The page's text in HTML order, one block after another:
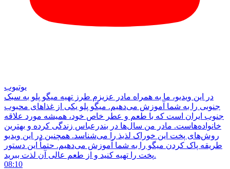
یوتیوب
در این ویدیو، ما به همراه مادر عزیزم طرز تهیه میگو پلو به سبک
جنوبی را به شما آموزش می‌دهیم. میگو پلو یکی از غذاهای محبوب
جنوب ایران است که با طعم و عطر خاص خود، همیشه مورد علاقه
خانواده‌هاست. مادر من سال‌ها در بندرعباس زندگی کرده و بهترین
روش‌های پخت این خوراک لذیذ را می‌شناسد. همچنین در این ویدیو
طریقه پاک کردن میگو را به شما آموزش می‌دهیم. حتماً این دستور
پخت را تهیه کنید و از طعم عالی آن لذت ببرید.
08:10